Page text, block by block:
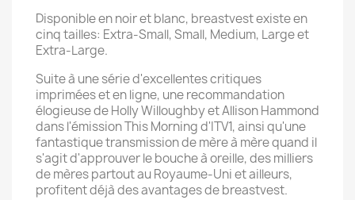
Disponible en noir et blanc, breastvest existe en
cinq tailles: Extra-Small, Small, Medium, Large et
Extra-Large.
Suite à une série d'excellentes critiques
imprimées et en ligne, une recommandation
élogieuse de Holly Willoughby et Allison Hammond
dans l'émission This Morning d'ITV1, ainsi qu'une
fantastique transmission de mère à mère quand il
s'agit d'approuver le bouche à oreille, des milliers
de mères partout au Royaume-Uni et ailleurs,
profitent déjà des avantages de breastvest.